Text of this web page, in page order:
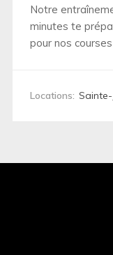
Notre
minutes te
pour nos
Locations: Sainte-